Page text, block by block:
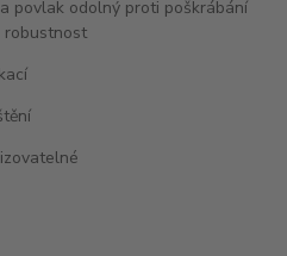
povlak odolný proti poškrábání
robustnost